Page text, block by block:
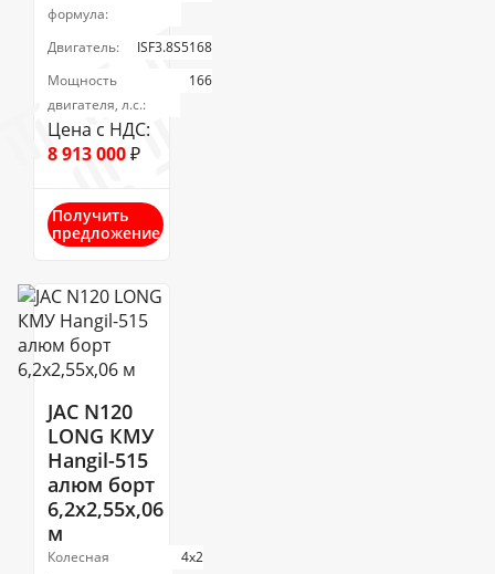
формула:
Двигатель:
ISF3.8S5168
Мощность
двигателя, л.с.:
166
Цена с НДС:
8 913 000₽
Получить
предложение
JAC N120
LONG КМУ
Hangil-515
алюм борт
6,2х2,55х,06
м
Колесная
4х2